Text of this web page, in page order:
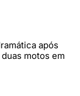
após
motos em